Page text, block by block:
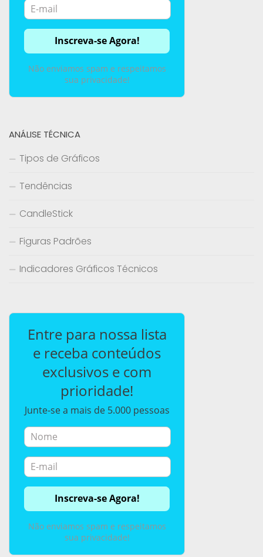
Não enviamos spam e respeitamos
sua privacidade!
ANÁLISE TÉCNICA
Tipos de Gráficos
Tendências
CandleStick
Figuras Padrões
Indicadores Gráficos Técnicos
Entre para nossa lista
e receba conteúdos
exclusivos e com
prioridade!
Junte-se a mais de 5.000 pessoas
Não enviamos spam e respeitamos
sua privacidade!